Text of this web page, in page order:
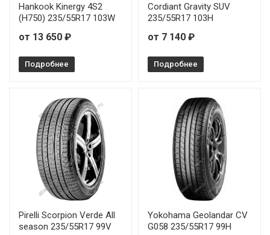
Hankook Kinergy 4S2
(H750) 235/55R17 103W
от 13 650 ₽
Подробнее
Cordiant Gravity SUV
235/55R17 103H
от 7 140 ₽
Подробнее
Pirelli Scorpion Verde All
season 235/55R17 99V
Yokohama Geolandar CV
G058 235/55R17 99H